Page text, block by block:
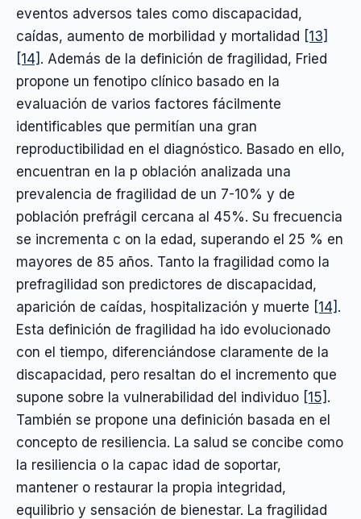
eventos adversos tales como discapacidad,
caídas, aumento de morbilidad y mortalidad [13]
[14] . Además de la definición de fragilidad, Fried
propone un fenotipo clínico basado en la
evaluación de varios factores fácilmente
identificables que permitían una gran
reproductibilidad en el diagnóstico. Basado en ello,
encuentran en la p oblación analizada una
prevalencia de fragilidad de un 7-10% y de
población prefrágil cercana al 45%. Su frecuencia
se incrementa c on la edad, superando el 25 % en
mayores de 85 años. Tanto la fragilidad como la
prefragilidad son predictores de discapacidad,
aparición de caídas, hospitalización y muerte [14] .
Esta definición de fragilidad ha ido evolucionado
con el tiempo, diferenciándose claramente de la
discapacidad, pero resaltan do el incremento que
supone sobre la vulnerabilidad del individuo [15] .
También se propone una definición basada en el
concepto de resiliencia. La salud se concibe como
la resiliencia o la capac idad de soportar,
mantener o restaurar la propia integridad,
equilibrio y sensación de bienestar. La fragilidad